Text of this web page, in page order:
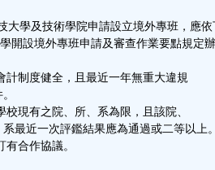
學及技術學院申請設立境外專班，應依
專班申請及審查作業要點規定辦
健全，且最近一年無重大違規
之院、所、系為限，且該院、
結果應為通過或二等以上
作協議。